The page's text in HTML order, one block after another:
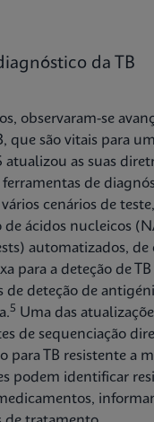
da TB
observaram-se
que são vitais para
atualizou as suas
de
cenários de
ácidos nucleicos
automatizados, de
para a deteção de
de deteção de
5 Uma das
de sequenciação
para TB resistente a
podem identificar